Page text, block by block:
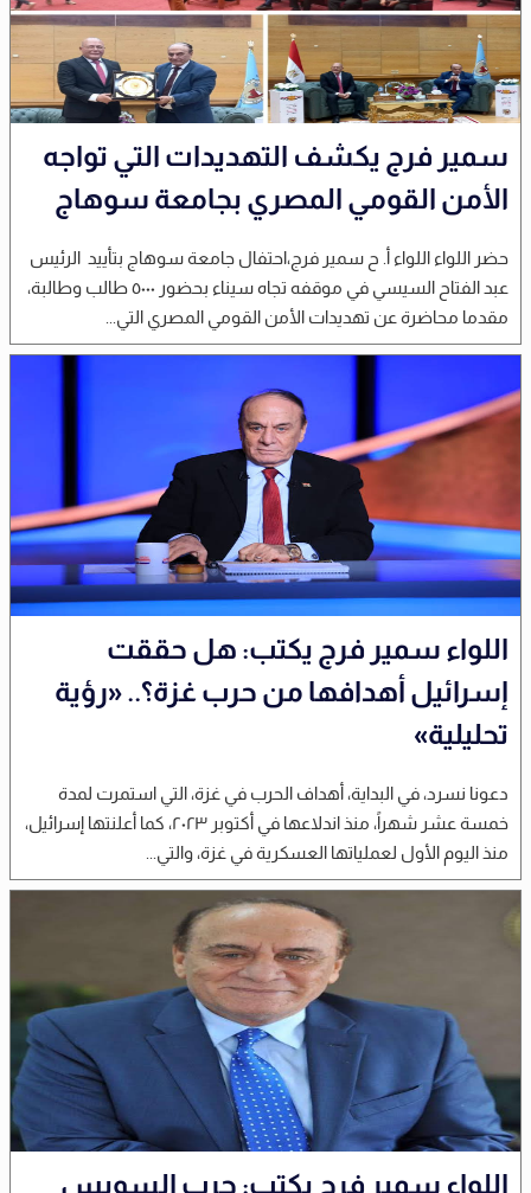
سمير فرج يكشف التهديدات التي تواجه
الأمن القومي المصري بجامعة سوهاج
حضر اللواء اللواء أ. ح سمير فرج،احتفال جامعة سوهاج بتأييد الرئيس
عبد الفتاح السيسي في موقفه تجاه سيناء بحضور ٥٠٠٠ طالب وطالبة،
مقدما محاضرة عن تهديدات الأمن القومي المصري التي...
اللواء سمير فرج يكتب: هل حققت
إسرائيل أهدافها من حرب غزة؟.. «رؤية
تحليلية»
دعونا نسرد، في البداية، أهداف الحرب في غزة، التي استمرت لمدة
خمسة عشر شهراً، منذ اندلاعها في أكتوبر ٢٠٢٣، كما أعلنتها إسرائيل،
منذ اليوم الأول لعملياتها العسكرية في غزة، والتي...
اللواء سمير فرج يكتب: حرب السويس